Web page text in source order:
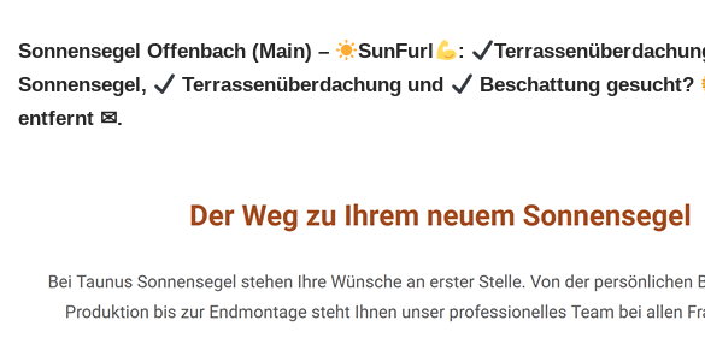
Sonnensegel Offenbach (Main) – SunFurl :
Sonnensegel,
Terrassenüberdachung und Beschattung gesucht?
entfernt ✉.